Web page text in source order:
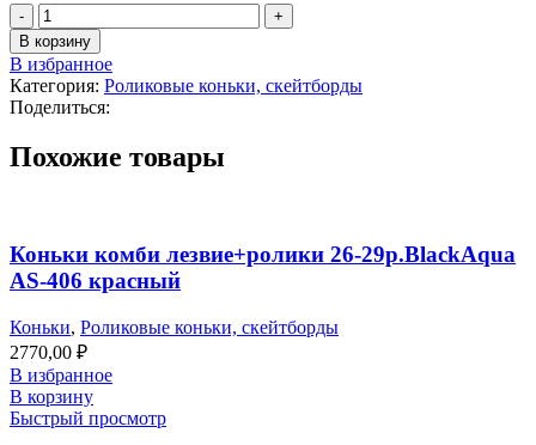
Количество
товара
Роликовые
коньки
35-
38р.
кол.PU,
U026155Y
В корзину
В избранное
Категория: Роликовые коньки, скейтборды
Поделиться:
Похожие товары
Коньки комби лезвие+ролики 26-29р.BlackAqua
AS-406 красный
Коньки, Роликовые коньки, скейтборды
2770,00 ₽
В избранное
В корзину
Быстрый просмотр